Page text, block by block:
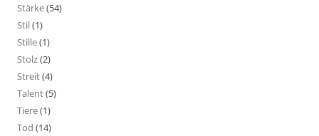
Stärke(54)
Stil(1)
Stille(1)
Stolz(2)
Streit(4)
Talent(5)
Tiere(1)
Tod (14)